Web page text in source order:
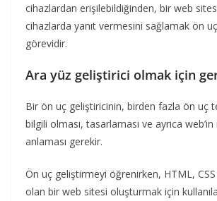
cihazlardan erişilebildiğinden, bir web
cihazlarda yanıt vermesini sağlamak ön
görevidir.
Ara yüz geliştirici olmak için
Bir ön uç geliştiricinin, birden fazla ön uç
bilgili olması, tasarlaması ve ayrıca web’in
anlaması gerekir.
Ön uç geliştirmeyi öğrenirken, HTML,
olan bir web sitesi oluşturmak için